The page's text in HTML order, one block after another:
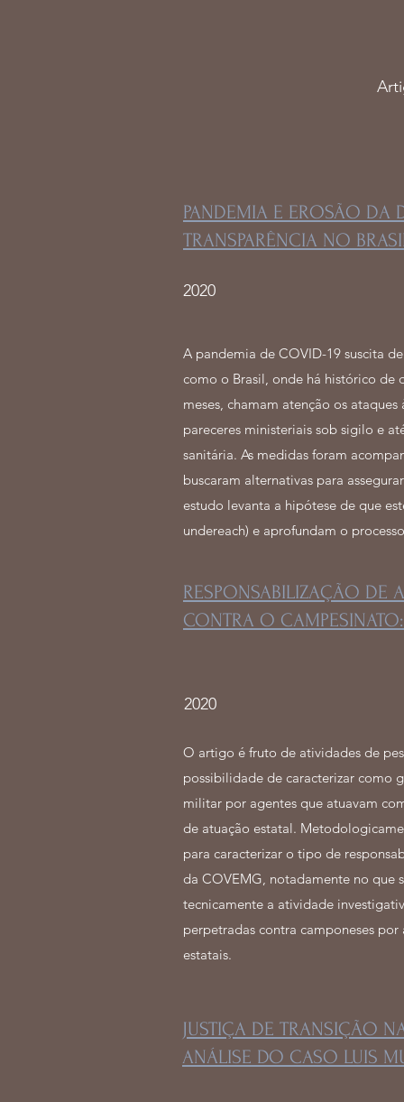
PANDEMIA E EROSÃO DA
TRANSPARÊNCIA NO
2020
A pandemia de COVID-19 suscita
como o Brasil, onde há histórico
meses, chamam atenção os
pareceres ministeriais sob sigilo e
sanitária. As medidas foram
buscaram alternativas para
estudo levanta a hipótese de que
undereach) e aprofundam o
2020
RESPONSABILIZAÇÃO DE
CONTRA O
O artigo é fruto de atividades de
possibilidade de caracterizar como
militar por agentes que atuavam
de atuação estatal.
para caracterizar o tipo de
da COVEMG, notadamente no que
tecnicamente a atividade
perpetradas contra camponeses
estatais.
JUSTIÇA DE TRANSIÇÃO
ANÁLISE DO CASO LUIS